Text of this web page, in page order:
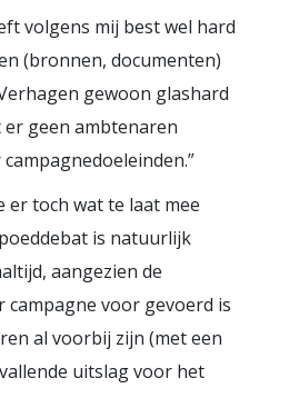
volgens mij best wel hard
(bronnen, documenten)
gewoon glashard
geen ambtenaren
er toch wat te laat mee
is natuurlijk
aangezien de
campagne voor gevoerd is
al voorbij zijn (met een
uitslag voor het